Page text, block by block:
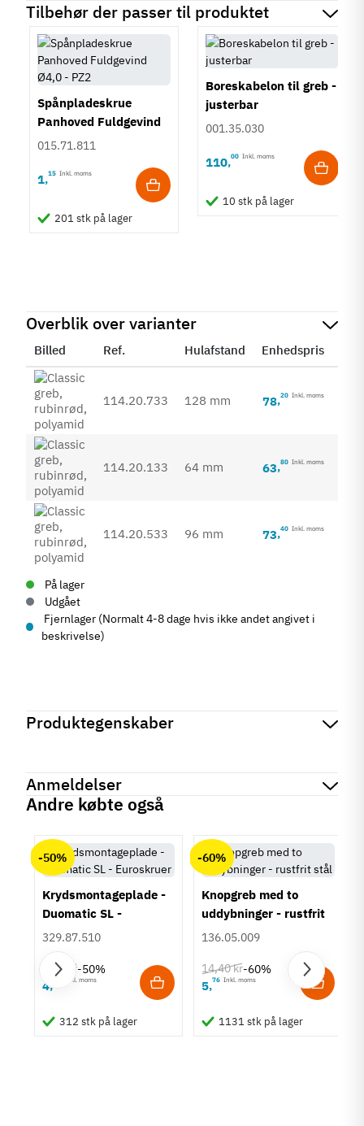
Tilbehør der passer til produktet
Spånpladeskrue
Panhoved Fuldgevind
Ø4,0 - PZ2
015.71.811
1,15 Inkl. moms
201 stk på lager
Boreskabelon til greb -
justerbar
001.35.030
110,00 Inkl. moms
10 stk på lager
Overblik over varianter
Billed Ref. Hulafstand Enhedspris
114.20.733 128 mm 78,20 Inkl. moms
114.20.133 64 mm 63,80 Inkl. moms
114.20.533 96 mm 73,40 Inkl. moms
På lager
Udgået
Fjernlager (Normalt 4-8 dage hvis ikke andet angivet i
beskrivelse)
Produktegenskaber
Produktinformation
Kunststof
Hulafstand
64 mm
96 mm
128 mm
Farve
Montering
Påskruning
Type
Anmeldelser
Andre købte også
-50%
Krydsmontageplade -
Duomatic SL -
Euroskruer
329.87.510
9,25 kr-50%
4, Inkl. moms
312 stk på lager
-60%
Knopgreb med to
uddybninger - rustfrit
stål
136.05.009
14,40 kr-60%
5,76 Inkl. moms
1131 stk på lager